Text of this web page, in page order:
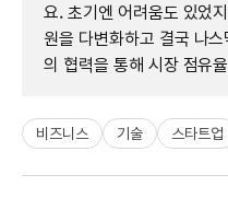
요. 초기엔 어려움도 있었
원을 다변화하고 결국 나
의 협력을 통해 시장 점유
비즈니스 기술 스타트업